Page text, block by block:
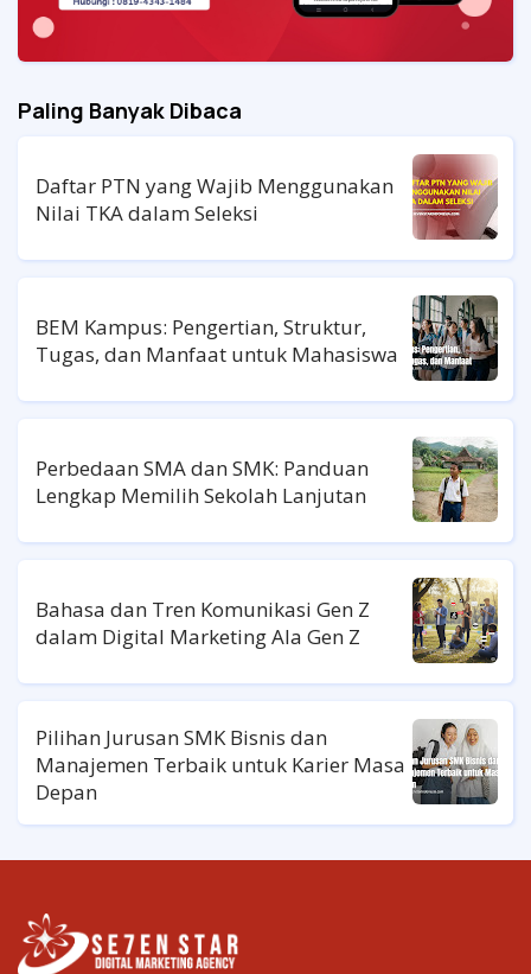
Paling Banyak Dibaca
Daftar PTN yang Wajib Menggunakan
Nilai TKA dalam Seleksi
BEM Kampus: Pengertian, Struktur,
Tugas, dan Manfaat untuk Mahasiswa
Perbedaan SMA dan SMK: Panduan
Lengkap Memilih Sekolah Lanjutan
Bahasa dan Tren Komunikasi Gen Z
dalam Digital Marketing Ala Gen Z
Pilihan Jurusan SMK Bisnis dan
Manajemen Terbaik untuk Karier Masa
Depan